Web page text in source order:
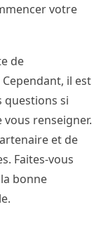
votre
de
il est
questions si
renseigner.
et de
Faites-vous
bonne